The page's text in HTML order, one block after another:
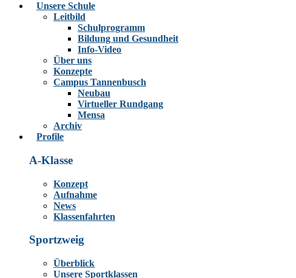
Unsere Schule
Leitbild
Schulprogramm
Bildung und Gesundheit
Info-Video
Über uns
Konzepte
Campus Tannenbusch
Neubau
Virtueller Rundgang
Mensa
Archiv
Profile
A-Klasse
Konzept
Aufnahme
News
Klassenfahrten
Sportzweig
Überblick
Unsere Sportklassen